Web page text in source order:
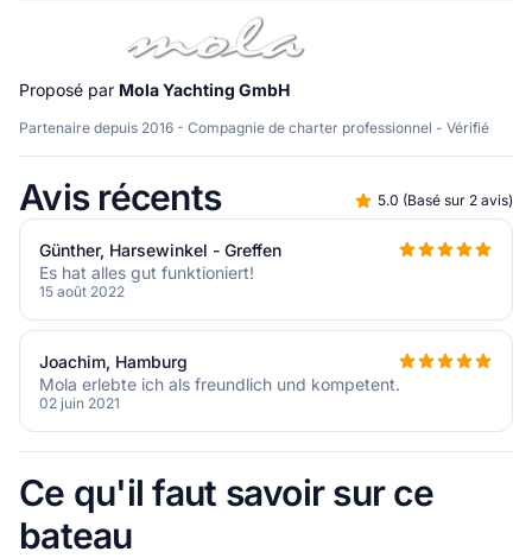
Proposé par Mola Yachting GmbH
Partenaire depuis 2016 - Compagnie de charter professionnel - Vérifié
Avis récents 5.0 (Basé sur 2 avis)
Günther, Harsewinkel - Greffen
Es hat alles gut funktioniert!
15 août 2022
Joachim, Hamburg
Mola erlebte ich als freundlich und kompetent.
02 juin 2021
Ce qu'il faut savoir sur ce
bateau